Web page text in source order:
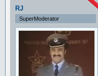
RJ
SuperModerator